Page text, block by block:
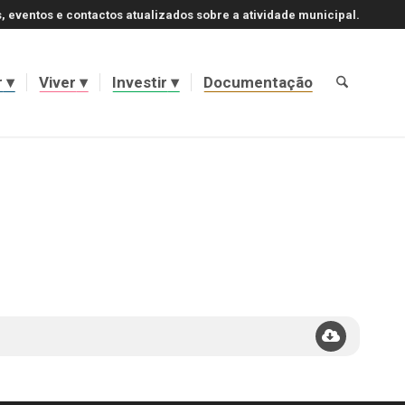
eventos e contactos atualizados sobre a atividade municipal.
Viver Investir Documentação